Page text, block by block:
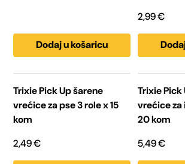
Dodaj u košaricu
2,99€
Trixie Pick Up šarene
vrećice za pse 3 role x 15
kom
2,49€
Trixie Pick
vrećice za
20 kom
5,49€